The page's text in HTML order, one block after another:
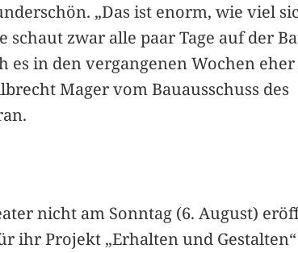
„Das ist enorm, wie viel
zwar alle paar Tage auf der
in den vergangenen Wochen eher
Mager vom Bauausschuss des
nicht am Sonntag (6. August)
ihr Projekt „Erhalten und Gestalten“